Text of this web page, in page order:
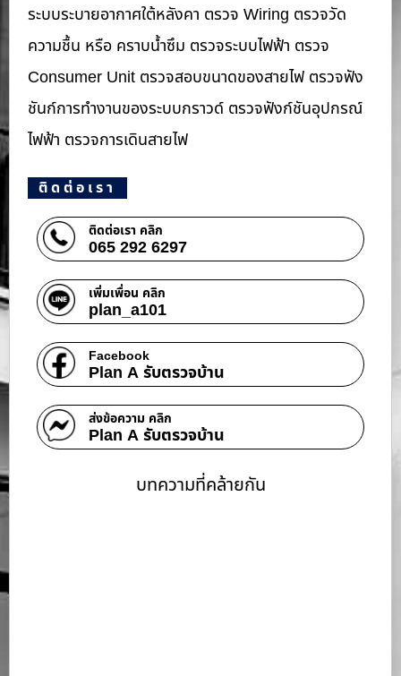
ระบบระบายอากาศใต้หลังคา ตรวจ Wiring ตรวจวัด
ความชื้น หรือ คราบน้ำซึม ตรวจระบบไฟฟ้า ตรวจ
Consumer Unit ตรวจสอบขนาดของสายไฟ ตรวจฟัง
ชันก์การทำงานของระบบกราวด์ ตรวจฟังก์ชันอุปกรณ์
ไฟฟ้า ตรวจการเดินสายไฟ
ติดต่อเรา
ติดต่อเรา คลิก
065 292 6297
เพิ่มเพื่อน คลิก
plan_a101
Facebook
Plan A รับตรวจบ้าน
ส่งข้อความ คลิก
Plan A รับตรวจบ้าน
บทความที่คล้ายกัน